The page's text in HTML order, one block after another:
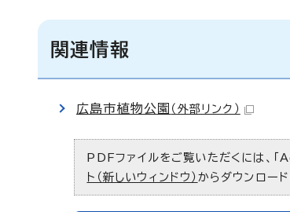
関連情報
広島市植物公園 （外部リンク）
PDFファイルをご覧いただくには、
ト（新しいウィンドウ） からダウンロード